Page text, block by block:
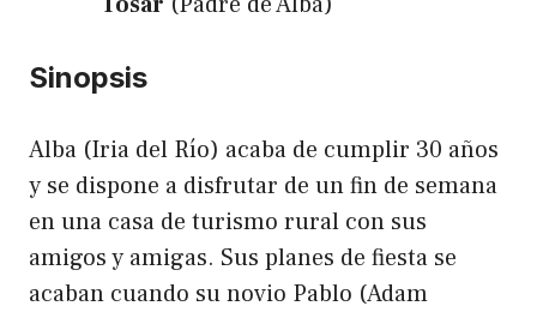
Sinopsis
Alba (Iria del Río) acaba de cumplir 30 años
y se dispone a disfrutar de un fin de semana
en una casa de turismo rural con sus
amigos y amigas. Sus planes de fiesta se
acaban cuando su novio Pablo (Adam